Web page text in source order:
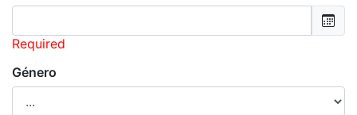
Required
Género